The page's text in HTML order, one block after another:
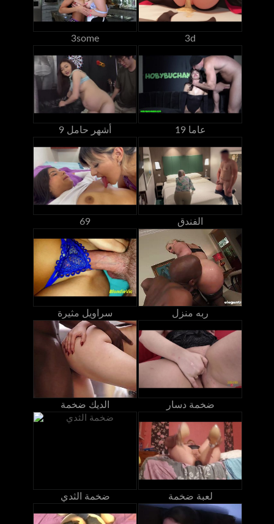
3some 3d
9 أشهر حامل 19 عاما
69 الفندق
سراويل مثيرة ربه منزل
الديك ضخمة ضخمة دسار
ضخمة الثدي لعبة ضخمة